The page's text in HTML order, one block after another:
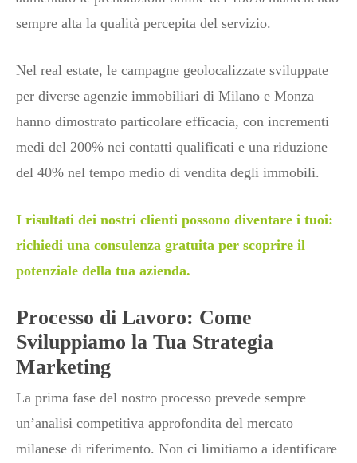
sempre alta la qualità percepita del servizio.
Nel real estate, le campagne geolocalizzate sviluppate
per diverse agenzie immobiliari di Milano e Monza
hanno dimostrato particolare efficacia, con incrementi
medi del 200% nei contatti qualificati e una riduzione
del 40% nel tempo medio di vendita degli immobili.
I risultati dei nostri clienti possono diventare i tuoi:
richiedi una consulenza gratuita per scoprire il
potenziale della tua azienda.
Processo di Lavoro: Come
Sviluppiamo la Tua Strategia
Marketing
La prima fase del nostro processo prevede sempre
un’analisi competitiva approfondita del mercato
milanese di riferimento. Non ci limitiamo a identificare